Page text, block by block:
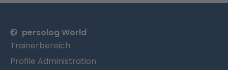
persolog World
Trainerbereich
Profile Administration